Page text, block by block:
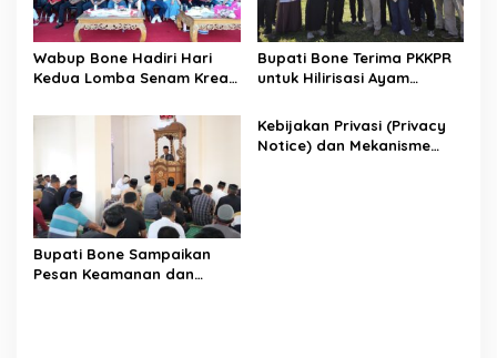
Wabup Bone Hadiri Hari
Kedua Lomba Senam Kreasi
Bupati Bone Terima PKKPR
untuk Hilirisasi Ayam
Bupati Bone Sampaikan
Pesan Keamanan dan
Kebijakan Privasi (Privacy
Notice) dan Mekanisme